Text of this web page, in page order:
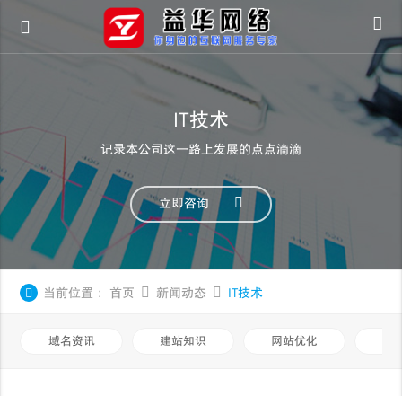
IT技术
记录本公司这一路上发展的点点滴滴
立即咨询
当前位置： 首页 新闻动态 IT技术
域名资讯 建站知识 网站优化